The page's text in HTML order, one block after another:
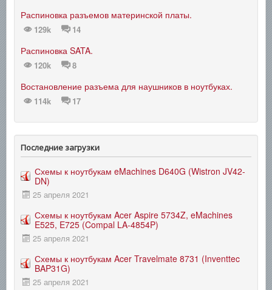
Распиновка разъемов материнской платы.
129k 14
Распиновка SATA.
120k 8
Востановление разъема для наушников в ноутбуках.
114k 17
Последние загрузки
Схемы к ноутбукам eMachines D640G (Wistron JV42-
DN)
25 апреля 2021
Схемы к ноутбукам Acer Aspire 5734Z, eMachines
E525, E725 (Compal LA-4854P)
25 апреля 2021
Схемы к ноутбукам Acer Travelmate 8731 (Inventtec
BAP31G)
25 апреля 2021